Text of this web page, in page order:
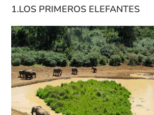
1.LOS PRIMEROS ELEFANTES